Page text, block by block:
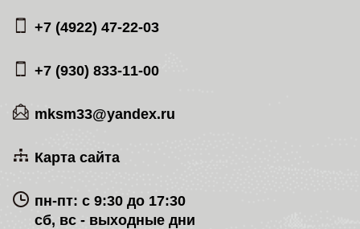
+7 (4922) 47-22-03
+7 (930) 833-11-00
mksm33@yandex.ru
Карта сайта
пн-пт: с 9:30 до 17:30
сб, вс - выходные дни